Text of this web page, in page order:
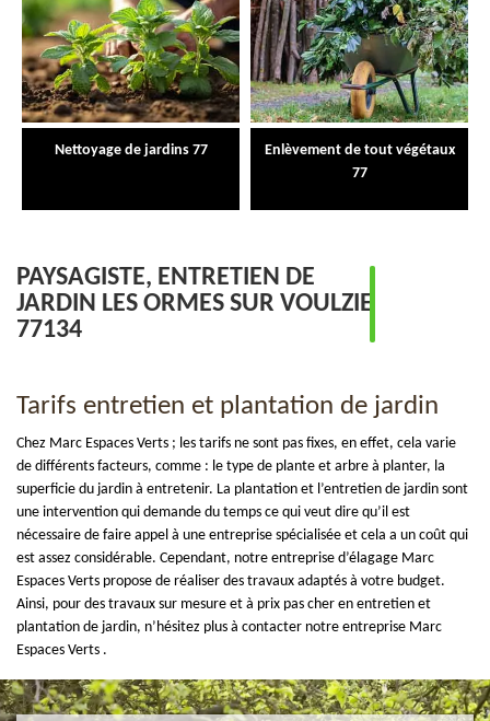
Nettoyage de jardins 77
Enlèvement de tout végétaux
77
PAYSAGISTE, ENTRETIEN DE
JARDIN LES ORMES SUR VOULZIE
77134
Tarifs entretien et plantation de jardin
Chez Marc Espaces Verts ; les tarifs ne sont pas fixes, en effet, cela varie
de différents facteurs, comme : le type de plante et arbre à planter, la
superficie du jardin à entretenir. La plantation et l’entretien de jardin sont
une intervention qui demande du temps ce qui veut dire qu’il est
nécessaire de faire appel à une entreprise spécialisée et cela a un coût qui
est assez considérable. Cependant, notre entreprise d’élagage Marc
Espaces Verts propose de réaliser des travaux adaptés à votre budget.
Ainsi, pour des travaux sur mesure et à prix pas cher en entretien et
plantation de jardin, n’hésitez plus à contacter notre entreprise Marc
Espaces Verts .